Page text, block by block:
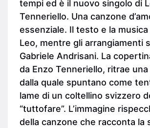
tempi ed è il nuovo singolo di
Tenneriello. Una canzone
essenziale. Il testo e la
Leo, mentre gli arrangiamenti
Gabriele Andrisani. La
da Enzo Tenneriello, ritrae
dalla quale spuntano come
lame di un coltellino svizzero
“tuttofare”. L’immagine
della canzone che racconta la